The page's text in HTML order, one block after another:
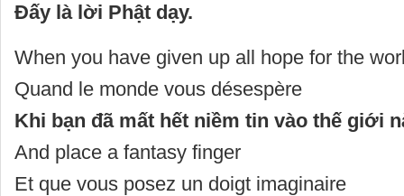
Đấy là lời Phật dạy.
When you have given up all hope for the
Quand le monde vous désespère
Khi bạn đã mất hết niềm tin vào thế giới
And place a fantasy finger
Et que vous posez un doigt imaginaire